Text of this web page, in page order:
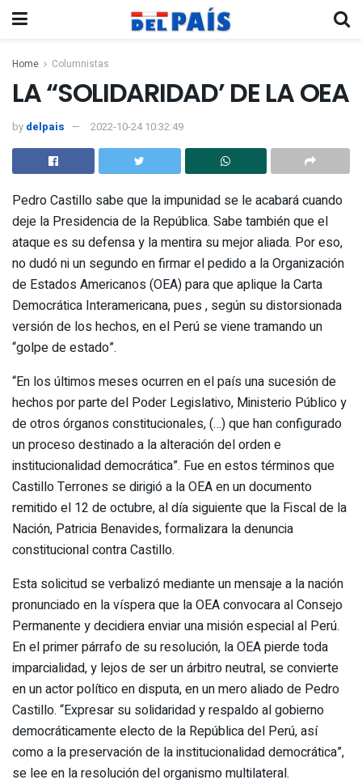
Home Columnistas
LA “SOLIDARIDAD’ DE LA OEA
by delpais 2022-10-24 10:32:49
Pedro Castillo sabe que la impunidad se le acabará cuando
deje la Presidencia de la República. Sabe también que el
ataque es su defensa y la mentira su mejor aliada. Por eso,
no dudó ni un segundo en firmar el pedido a la Organización
de Estados Americanos (OEA) para que aplique la Carta
Democrática Interamericana, pues , según su distorsionada
versión de los hechos, en el Perú se viene tramando un
“golpe de estado”.
“En los últimos meses ocurren en el país una sucesión de
hechos por parte del Poder Legislativo, Ministerio Público y
de otros órganos constitucionales, (…) que han configurado
un proceso destinado a la alteración del orden e
institucionalidad democrática”. Fue en estos términos que
Castillo Terrones se dirigió a la OEA en un documento
remitido el 12 de octubre, al día siguiente que la Fiscal de la
Nación, Patricia Benavides, formalizara la denuncia
constitucional contra Castillo.
Esta solicitud se verbalizó mediante un mensaje a la nación
pronunciado en la víspera que la OEA convocara al Consejo
Permanente y decidiera enviar una misión especial al Perú.
En el primer párrafo de su resolución, la OEA pierde toda
imparcialidad, y lejos de ser un árbitro neutral, se convierte
en un actor político en disputa, en un mero aliado de Pedro
Castillo. “Expresar su solidaridad y respaldo al gobierno
democráticamente electo de la República del Perú, así
como a la preservación de la institucionalidad democrática”,
se lee en la resolución del organismo multilateral.